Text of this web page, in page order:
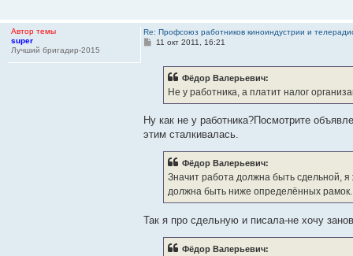
Автор темы
super
Лучший бригадир-2015
Re: Профсоюз работников киноиндустрии и
С
е
11 окт 2011, 16:21
Фёдор Валерьевич:
Не у работника, а платит налог
Ну как не у работника?Посмотрите
этим сталкивалась.
Фёдор Валерьевич:
Значит работа должна быть сдельной,
должна быть ниже определённых рамок.
Так я про сдельную и писала-не хочу
Фёдор Валерьевич: